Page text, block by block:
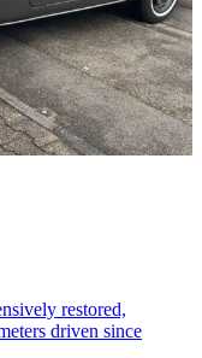
restored,
driven since